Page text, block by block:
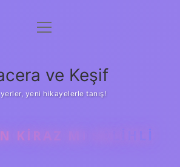
Anasayfa
Yasal Uyarı
menüyü
ve Keşif
yeni hikayelerle tanış!
KIRAZ MI SALIHLI